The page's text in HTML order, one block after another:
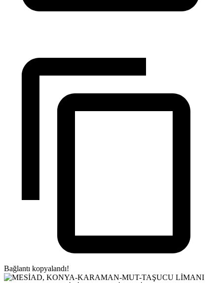
Bağlantı kopyalandı!